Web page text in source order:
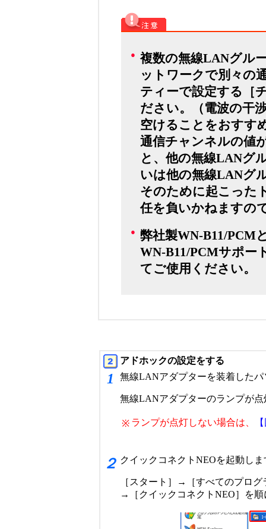
● 複数の無線LANグル
ットワークで別々の
ティーで設定する［
ださい。（電波の干
空けることをおすす
通信チャンネルの値
と、他の無線LANグ
いは他の無線LANグ
そのために起こった
任を負いかねますの
● 弊社製WN-B11/PCM
WN-B11/PCMサポー
てご使用ください。
アドホックの設定をする
1 無線LANアダプターを装着した
無線LANアダプターのランプが
※ ランプが点灯しない場合は、
２ クイックコネクトNEOを起動しま
［スタート］→［すべてのプロ
→［クイックコネクトNEO］を